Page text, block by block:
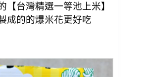
【台灣精選一等池上米】
成的的爆米花更好吃